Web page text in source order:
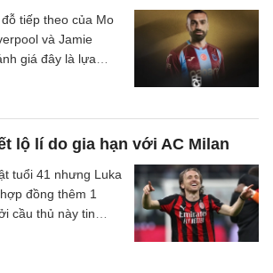
tiếp theo của Mo
và Jamie
giá đây là lựa
lộ lí do gia hạn với AC Milan
tuổi 41 nhưng Luka
đồng thêm 1
cầu thủ này tin